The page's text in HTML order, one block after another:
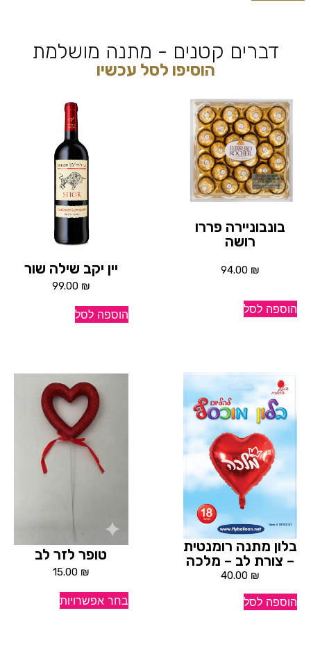
דברים קטנים - מתנה מושלמת
הוסיפו לסל עכשיו
בונבוניירה פררו
רושה
94.00 ₪
הוספה לסל
יין יקב שילה שור
99.00 ₪
הוספה לסל
בלון מתנה רומנטית
– צורת לב – מלכה
40.00 ₪
הוספה לסל
טופר לזר לב
15.00 ₪
בחר אפשרויות